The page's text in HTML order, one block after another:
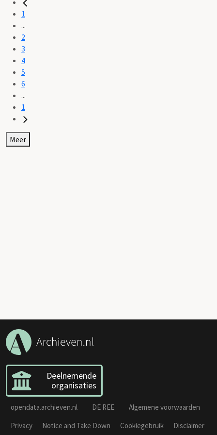
1
...
2
3
4
5
6
...
1
Meer
Deelnemende
organisaties
opendata.archieven.nl DE REE
Algemene voorwaarden
Privacy
Notice and Take Down Cookiegebruik
Disclaimer